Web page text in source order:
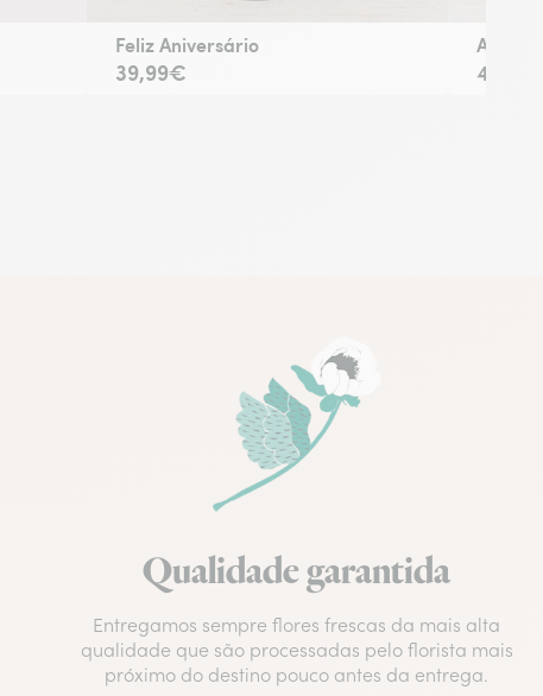
Feliz Aniversário
39,99€
Alegria
Qualidade garantida
Entregamos sempre flores frescas da mais alta
qualidade que são processadas pelo florista mais
próximo do destino pouco antes da entrega.